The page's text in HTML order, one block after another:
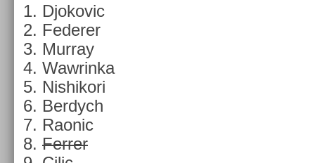
Djokovic
Feder­er
Mur­ray
Waw­rinka
Nis­hikori
Be­rdych
Raonic
Ferr­er